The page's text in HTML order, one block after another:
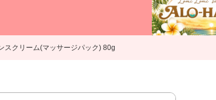
スクリーム(マッサージパック) 80g